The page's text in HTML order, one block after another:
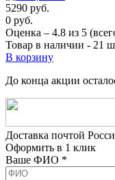
5290 руб.
0 руб.
Оценка – 4.8 из 5
Товар в наличии - 21
В корзину
До конца акции
Доставка почтой
Оформить в 1 клик
Ваше ФИО *